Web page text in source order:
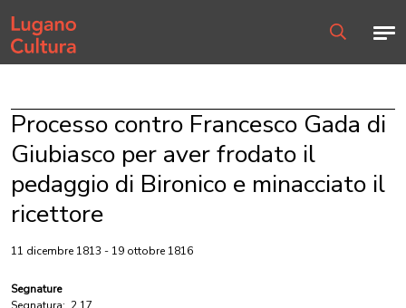
Home page
Processo contro Francesco Gada di
Giubiasco per aver frodato il
pedaggio di Bironico e minacciato il
ricettore
11 dicembre 1813 - 19 ottobre 1816
Segnature